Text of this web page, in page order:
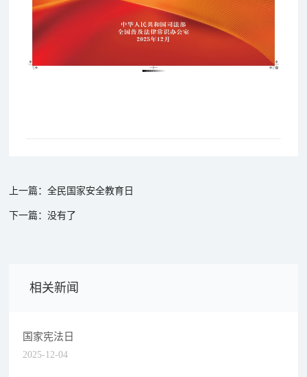
上一篇：全民国家安全教育日
下一篇：没有了
相关新闻
国家宪法日
2025-12-04